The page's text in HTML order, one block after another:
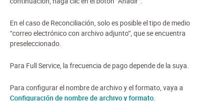
En el caso de Reconciliación, solo es posible el tipo de medio
“correo electrónico con archivo adjunto”, que se encuentra
preseleccionado.
Para Full Service, la frecuencia de pago depende de la suya.
Para configurar el nombre de archivo y el formato, vaya a
Configuración de nombre de archivo y formato.